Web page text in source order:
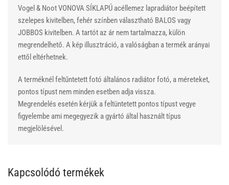
Vogel & Noot VONOVA SÍKLAPÚ acéllemez lapradiátor beépített
szelepes kivitelben, fehér színben választható BALOS vagy
JOBBOS kivitelben. A tartót az ár nem tartalmazza, külön
megrendelhető. A kép illusztráció, a valóságban a termék arányai
ettől eltérhetnek.
A terméknél feltűntetett fotó általános radiátor fotó, a méreteket,
pontos típust nem minden esetben adja vissza.
Megrendelés esetén kérjük a feltüntetett pontos típust vegye
figyelembe ami megegyezik a gyártó által használt típus
megjelölésével.
Kapcsolódó termékek